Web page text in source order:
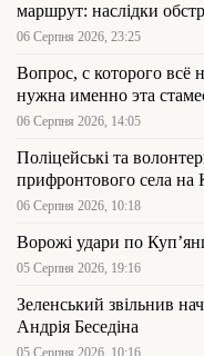
маршрут: наслідки
06 Серпня 2026, 23:25
Вопрос, с которого всё
нужна именно эта
06 Серпня 2026, 14:05
Поліцейські та
прифронтового села на
06 Серпня 2026, 10:18
Ворожі удари по
05 Серпня 2026, 19:16
Зеленський звільнив
Андрія Беседіна
05 Серпня 2026, 10:16